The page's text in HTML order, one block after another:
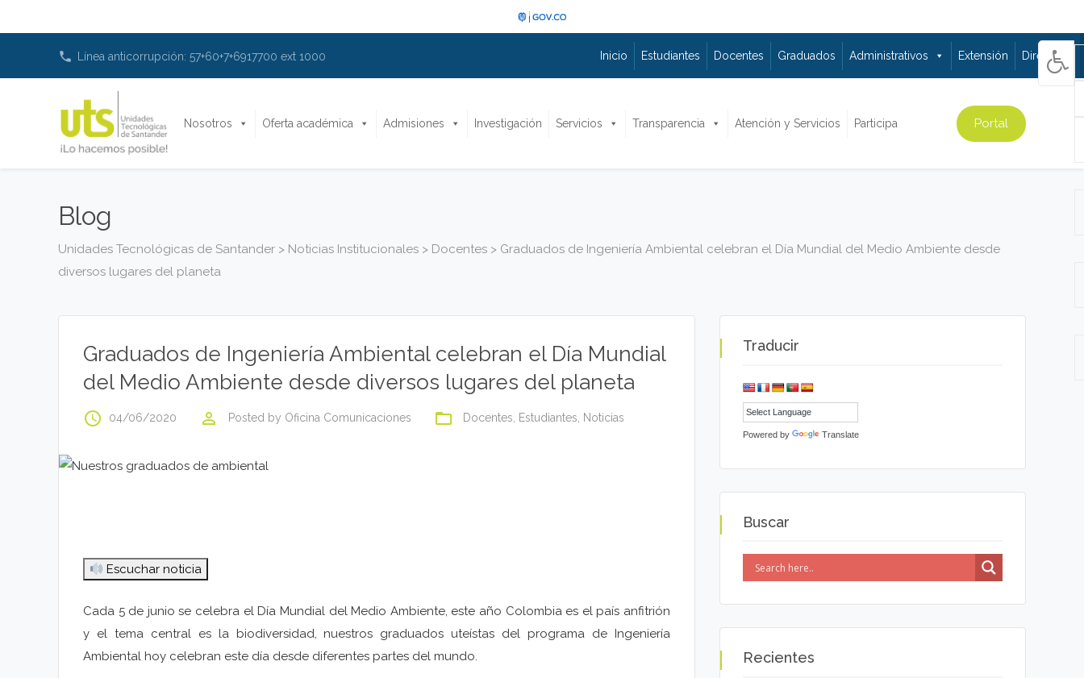
phone Línea anticorrupción: 57+60+7+6917700 ext 1000 Inicio Estudiantes Docentes Graduados Administrativos Extensión Directorio
Nosotros Oferta académica Admisiones Investigación Servicios Transparencia Atención y Servicios Participa Portal
Blog
Unidades Tecnológicas de Santander > Noticias Institucionales > Docentes > Graduados de Ingeniería Ambiental celebran el Día Mundial del Medio Ambiente desde
diversos lugares del planeta
Graduados de Ingeniería Ambiental celebran el Día Mundial
del Medio Ambiente desde diversos lugares del planeta
access_time 04/06/2020 perm_identity Posted by Oficina Comunicaciones folder_open Docentes Estudiantes Noticias
Escuchar noticia
Cada 5 de junio se celebra el Día Mundial del Medio Ambiente, este año Colombia es el país anfitrión
y el tema central es la biodiversidad, nuestros graduados uteístas del programa de Ingeniería
Ambiental hoy celebran este día desde diferentes partes del mundo.
Traducir
Powered by Translate
Buscar
Recientes